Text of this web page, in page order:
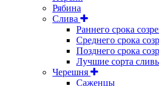
Рябина
Слива
Раннего срока
Среднего срока
Позднего срока
Лучшие сорта
Черешня
Саженцы